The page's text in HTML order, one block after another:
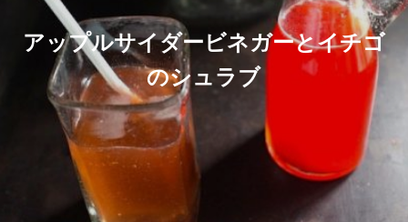
アップルサイダービネガーとイチゴ
のシュラブ